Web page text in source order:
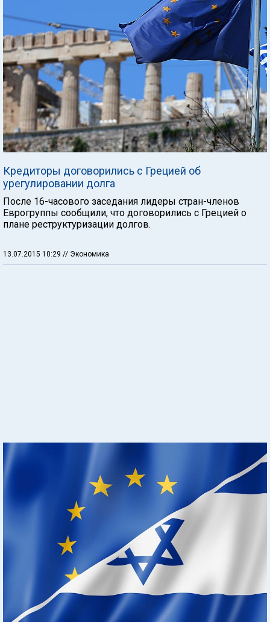
Кредиторы договорились с Грецией об
урегулировании долга
После 16-часового заседания лидеры стран-членов
Еврогруппы сообщили, что договорились с Грецией о
плане реструктуризации долгов.
13.07.2015 10:29 // Экономика